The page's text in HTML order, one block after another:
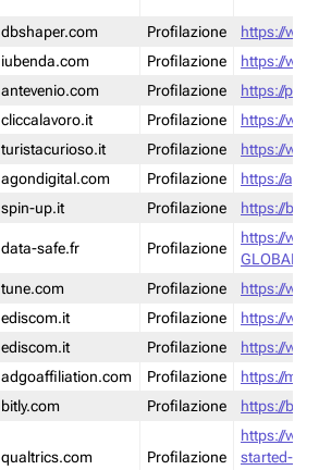
dbshaper.com Profilazione
https://
iubenda.com Profilazione
https://
antevenio.com Profilazione
https://
cliccalavoro.it Profilazione
https://
turistacurioso.it Profilazione
https://
agondigital.com Profilazione
https://
spin-up.it Profilazione https://
data-safe.fr Profilazione
https://
GLOBAL-
tune.com Profilazione
https://
ediscom.it Profilazione
https://
ediscom.it Profilazione
https://
adgoaffiliation.com Profilazione
https://
bitly.com Profilazione https://
qualtrics.com Profilazione
https://
started-